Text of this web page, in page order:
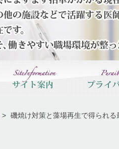
磯焼け対策と藻場再生で得られる